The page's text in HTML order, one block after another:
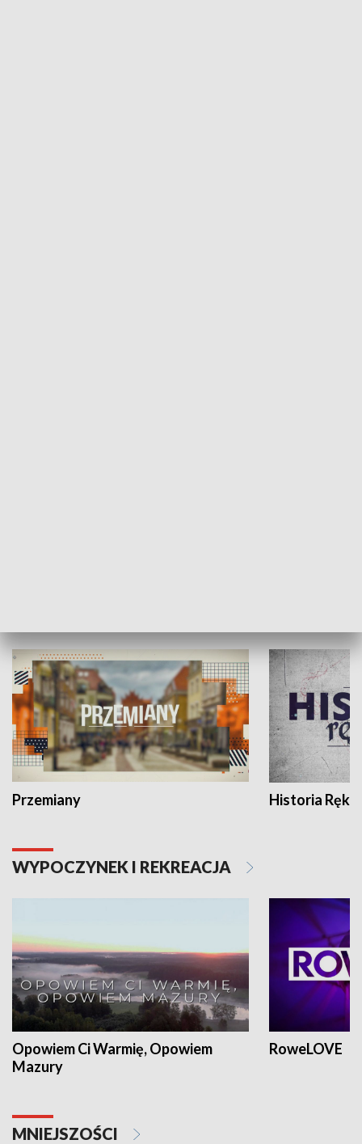
Przemiany Historia Ręką
WYPOCZYNEK I REKREACJA
Opowiem Ci Warmię, Opowiem
Mazury
RoweLOVE
MNIEJSZOŚCI